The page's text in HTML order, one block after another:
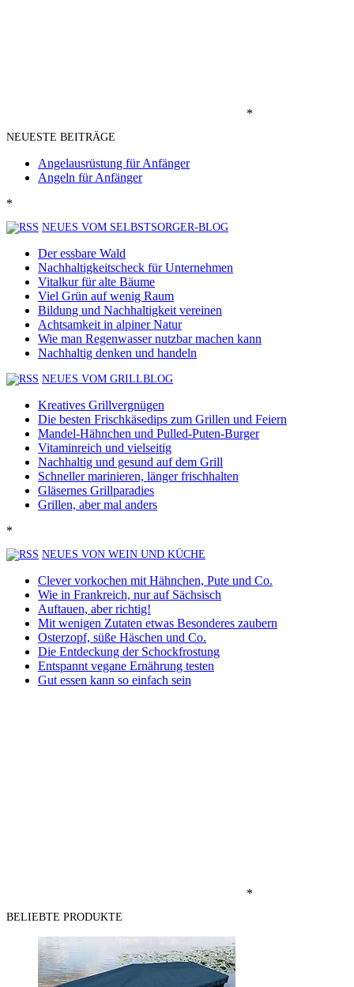
*
NEUESTE BEITRÄGE
Angelausrüstung für Anfänger
Angeln für Anfänger
*
NEUES VOM SELBSTSORGER-BLOG
Der essbare Wald
Nachhaltigkeitscheck für Unternehmen
Vitalkur für alte Bäume
Viel Grün auf wenig Raum
Bildung und Nachhaltigkeit vereinen
Achtsamkeit in alpiner Natur
Wie man Regenwasser nutzbar machen kann
Nachhaltig denken und handeln
NEUES VOM GRILLBLOG
Kreatives Grillvergnügen
Die besten Frischkäsedips zum Grillen und Feiern
Mandel-Hähnchen und Pulled-Puten-Burger
Vitaminreich und vielseitig
Nachhaltig und gesund auf dem Grill
Schneller marinieren, länger frischhalten
Gläsernes Grillparadies
Grillen, aber mal anders
*
NEUES VON WEIN UND KÜCHE
Clever vorkochen mit Hähnchen, Pute und Co.
Wie in Frankreich, nur auf Sächsisch
Auftauen, aber richtig!
Mit wenigen Zutaten etwas Besonderes zaubern
Osterzopf, süße Häschen und Co.
Die Entdeckung der Schockfrostung
Entspannt vegane Ernährung testen
Gut essen kann so einfach sein
*
BELIEBTE PRODUKTE